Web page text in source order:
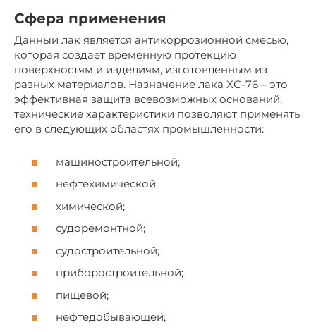
Сфера применения
Данный лак является антикоррозионной смесью,
которая создает временную протекцию
поверхностям и изделиям, изготовленным из
разных материалов. Назначение лака ХС-76 – это
эффективная защита всевозможных оснований,
технические характеристики позволяют применять
его в следующих областях промышленности:
машиностроительной;
нефтехимической;
химической;
судоремонтной;
судостроительной;
приборостроительной;
пищевой;
нефтедобывающей;